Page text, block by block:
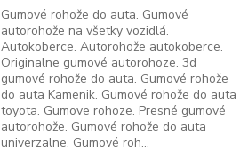
Gumové rohože do auta. Gumové
autorohože na všetky vozidlá.
Autokoberce. Autorohože autokoberce.
Originalne gumové autorohoze. 3d
gumové rohože do auta. Gumové rohože
do auta Kamenik. Gumové rohože do auta
toyota. Gumove rohoze. Presné gumové
autorohože. Gumové rohože do auta
univerzalne. Gumové roh...